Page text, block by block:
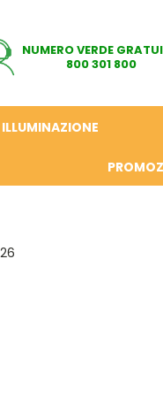
NUMERO VERDE
800 301 800
ILLUMINAZIONE